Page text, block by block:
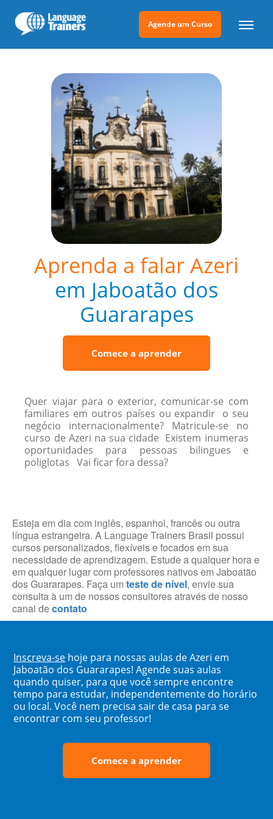
Agende um Curso
Aprenda a falar Azeri
em Jaboatão dos
Guararapes
Comece a aprender
Quer viajar para o exterior, comunicar-se com
familiares em outros países ou expandir o seu
negócio internacionalmente? Matricule-se no
curso de Azeri na sua cidade Existem inumeras
oportunidades para pessoas bilingues e
poliglotas Vai ficar fora dessa?
Esteja em dia com inglês, espanhol, francês ou outra
língua estrangeira. A Language Trainers Brasil possui
cursos personalizados, flexíveis e focados em sua
necessidade de aprendizagem. Estude a qualquer hora e
em qualquer lugar com professores nativos em Jaboatão
dos Guararapes. Faça um teste de nível, envie sua
consulta à um de nossos consultores através de nosso
canal decontato
Inscreva-se hoje para nossas aulas de Azeri em
Jaboatão dos Guararapes! Agende suas aulas
quando quiser, para que você sempre encontre
tempo para estudar, independentemente do horário
ou local. Você nem precisa sair de casa para se
encontrar com seu professor!
Comece a aprender